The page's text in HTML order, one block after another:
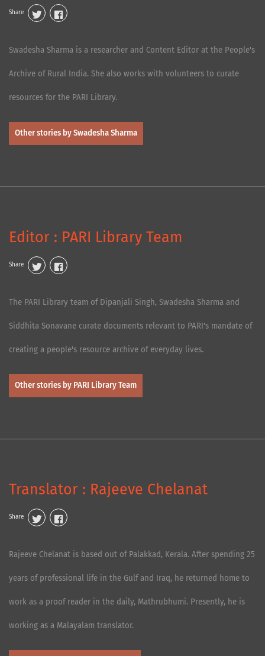
Share
Swadesha Sharma is a researcher and Content Editor at the People's
Archive of Rural India. She also works with volunteers to curate
resources for the PARI Library.
Other stories by Swadesha Sharma
Editor : PARI Library Team
Share
The PARI Library team of Dipanjali Singh, Swadesha Sharma and
Siddhita Sonavane curate documents relevant to PARI's mandate of
creating a people's resource archive of everyday lives.
Other stories by PARI Library Team
Translator : Rajeeve Chelanat
Share
Rajeeve Chelanat is based out of Palakkad, Kerala. After spending 25
years of professional life in the Gulf and Iraq, he returned home to
work as a proof reader in the daily, Mathrubhumi. Presently, he is
working as a Malayalam translator.